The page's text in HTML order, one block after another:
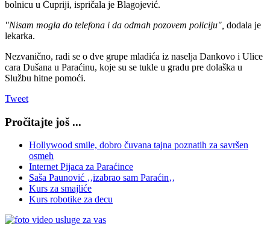
bolnicu u Ćupriji, ispričala je Blagojević.
"Nisam mogla do telefona i da odmah pozovem policiju", dodala je
lekarka.
Nezvanično, radi se o dve grupe mladića iz naselja Dankovo i Ulice
cara Dušana u Paraćinu, koje su se tukle u gradu pre dolaška u
Službu hitne pomoći.
Tweet
Pročitajte još ...
Hollywood smile, dobro čuvana tajna poznatih za savršen
osmeh
Internet Pijaca za Paraćince
Saša Paunović ‚‚izabrao sam Paraćin‚‚
Kurs za smajliće
Kurs robotike za decu